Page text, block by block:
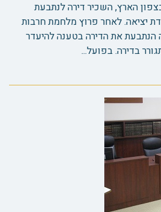
הארץ, השכיר דירה לנתבעת
יציאה. לאחר פרוץ מלחמת חרבות
הנתבעת את הדירה בטענה להיעדר
בדירה. בפועל...